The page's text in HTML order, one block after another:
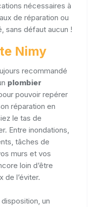
nécessaires à
de réparation ou
sans défaut aucun !
Nimy
recommandé
plombier
pouvoir repérer
réparation en
le tas de
Entre inondations,
tâches de
murs et vos
loin d’être
de l’éviter.
un